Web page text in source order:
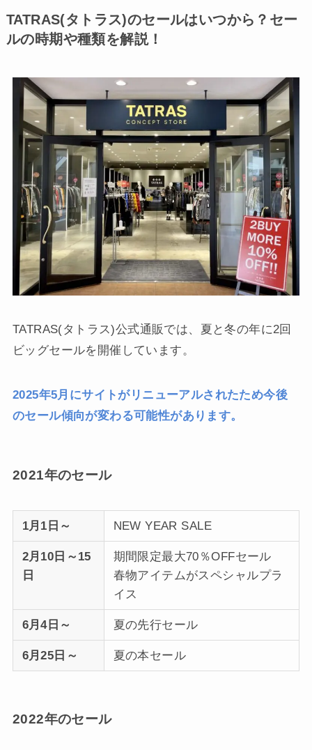
TATRAS(タトラス)のセールはいつから？セー
ルの時期や種類を解説！
TATRAS(タトラス)公式通販では、夏と冬の年に2回
ビッグセールを開催しています。
2025年5月にサイトがリニューアルされたため今後
のセール傾向が変わる可能性があります。
2021年のセール
1月1日～ NEW YEAR SALE
2月10日～15
日
期間限定最大70％OFFセール
春物アイテムがスペシャルプラ
イス
6月4日～ 夏の先行セール
6月25日～ 夏の本セール
2022年のセール